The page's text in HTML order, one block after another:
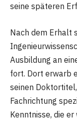
seine späteren
Nach dem Erhalt
Ausbildung an
fort. Dort erwarb
seinen
Fachrichtung
Kenntnisse, die